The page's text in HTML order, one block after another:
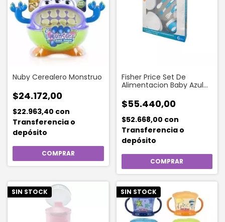
Nuby Cerealero Monstruo
$24.172,00
$22.963,40 con
Transferencia o
depósito
Fisher Price Set De
Alimentacion Baby Azul
$55.440,00
$52.668,00 con
Transferencia o
depósito
SIN STOCK SIN STOCK